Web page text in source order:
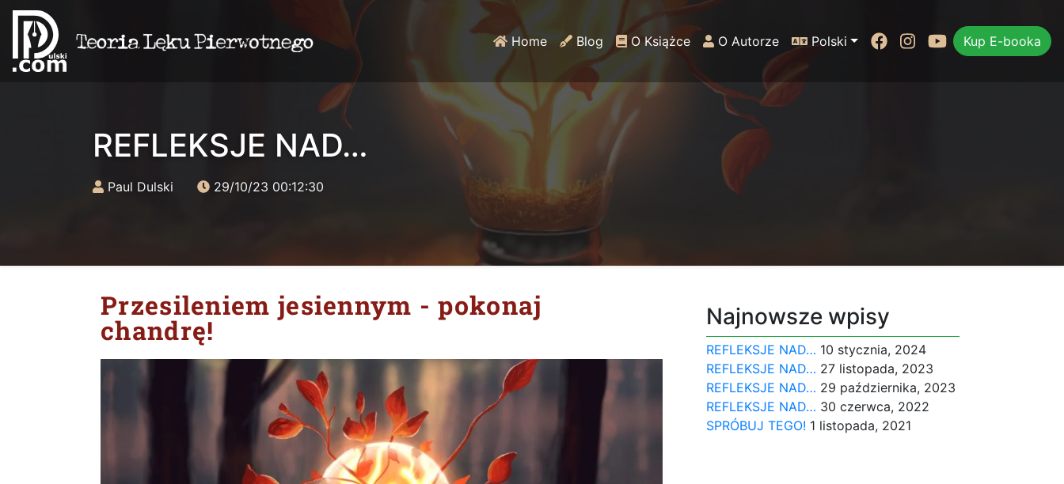
Home Blog O Książce O Autorze Polski Facebook
Instagram
Youtube
Kup E-booka
REFLEKSJE NAD…
Paul Dulski 29/10/23 00:12:30
Przesileniem jesiennym - pokonaj
chandrę! Najnowsze wpisy
REFLEKSJE NAD… 10 stycznia, 2024
REFLEKSJE NAD… 27 listopada, 2023
REFLEKSJE NAD… 29 października, 2023
REFLEKSJE NAD… 30 czerwca, 2022
SPRÓBUJ TEGO! 1 listopada, 2021